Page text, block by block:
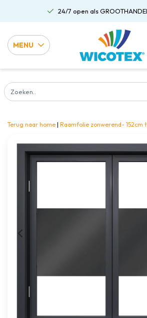
24/7 open als
MENU
Terug naar home | Raamfolie zonwerend- 152cm